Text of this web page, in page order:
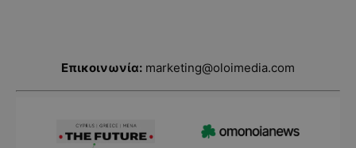
Επικοινωνία: marketing@oloimedia.com